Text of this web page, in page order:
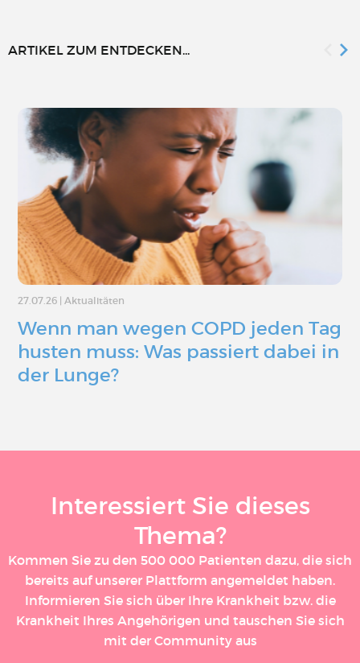
ARTIKEL ZUM ENTDECKEN...
27.07.26 Aktualitäten
Wenn man wegen COPD jeden Tag
husten muss: Was passiert dabei in
der Lunge?
Interessiert Sie dieses
Thema?
Kommen Sie zu den 500 000 Patienten dazu, die sich
bereits auf unserer Plattform angemeldet haben.
Informieren Sie sich über Ihre Krankheit bzw. die
Krankheit Ihres Angehörigen und tauschen Sie sich
mit der Community aus